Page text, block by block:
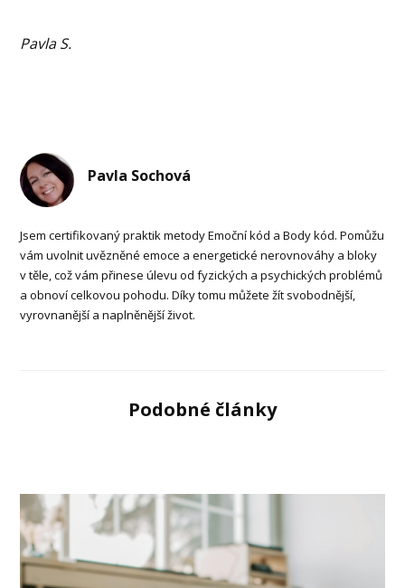
Pavla S.
Pavla Sochová
Jsem certifikovaný praktik metody Emoční kód a Body kód. Pomůžu
vám uvolnit uvězněné emoce a energetické nerovnováhy a bloky
v těle, což vám přinese úlevu od fyzických a psychických problémů
a obnoví celkovou pohodu. Díky tomu můžete žít svobodnější,
vyrovnanější a naplněnější život.
Podobné články